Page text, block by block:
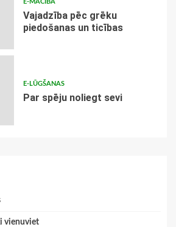
E-MĀCĪBA
Vajadzība pēc grēku
piedošanas un ticības
E-LŪGŠANAS
Par spēju noliegt sevi
vienuviet